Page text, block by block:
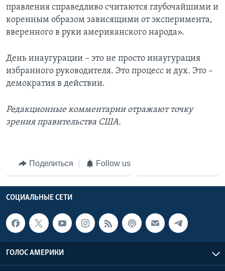
правления справедливо считаются глубочайшими и
коренным образом зависящими от эксперимента‚
вверенного в руки американского народа».
День инаугурации – это не просто инаугурация
избранного руководителя. Это процесс и дух. Это –
демократия в действии.
Редакционные комментарии отражают точку
зрения правительства США.
Поделиться Follow us
СОЦИАЛЬНЫЕ СЕТИ
ГОЛОС АМЕРИКИ